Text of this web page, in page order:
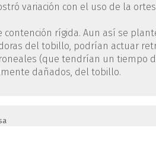
variación con el uso de la
rígida. Aun así se
del tobillo, podrían actuar
(que tendrían un tiempo
dañados, del tobillo.